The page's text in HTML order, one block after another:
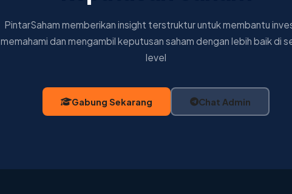
PintarSaham memberikan insight terstruktur untuk membantu
memahami dan mengambil keputusan saham dengan lebih baik di
level
Gabung Sekarang Chat Admin